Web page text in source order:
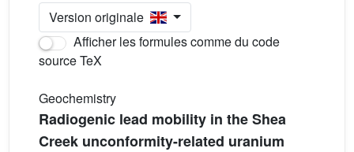
Version originale
Afficher les formules comme du code
source TeX
Geochemistry
Radiogenic lead mobility in the Shea
Creek unconformity-related uranium